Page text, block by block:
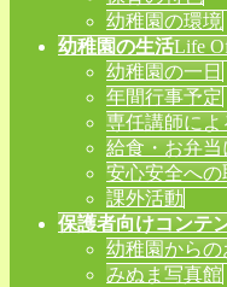
幼稚園の環境
幼稚園の生活Life
幼稚園の一日
年間行事予定
専任講師によ
給食・お弁当
安心安全への
課外活動
保護者向けコンテ
幼稚園からの
みぬま写真館